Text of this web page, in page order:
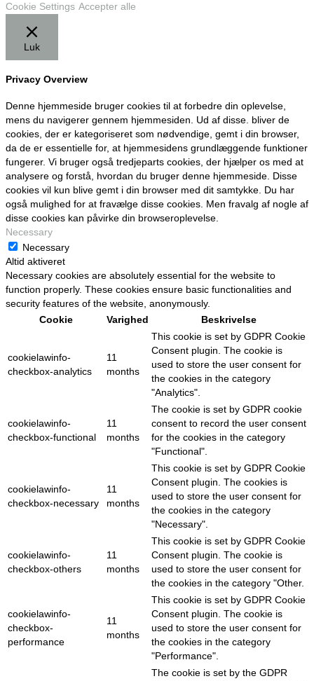
Cookie Settings Accepter alle
Luk
Privacy Overview
Denne hjemmeside bruger cookies til at forbedre din oplevelse,
mens du navigerer gennem hjemmesiden. Ud af disse. bliver de
cookies, der er kategoriseret som nødvendige, gemt i din browser,
da de er essentielle for, at hjemmesidens grundlæggende funktioner
fungerer. Vi bruger også tredjeparts cookies, der hjælper os med at
analysere og forstå, hvordan du bruger denne hjemmeside. Disse
cookies vil kun blive gemt i din browser med dit samtykke. Du har
også mulighed for at fravælge disse cookies. Men fravalg af nogle af
disse cookies kan påvirke din browseroplevelse.
Necessary
Necessary
Altid aktiveret
Necessary cookies are absolutely essential for the website to
function properly. These cookies ensure basic functionalities and
security features of the website, anonymously.
Cookie
Varighed Beskrivelse
cookielawinfo-
checkbox-analytics
11
months
This cookie is set by GDPR Cookie
Consent plugin. The cookie is
used to store the user consent for
the cookies in the category
"Analytics".
cookielawinfo-
checkbox-functional
11
months
The cookie is set by GDPR cookie
consent to record the user consent
for the cookies in the category
"Functional".
cookielawinfo-
checkbox-necessary
11
months
This cookie is set by GDPR Cookie
Consent plugin. The cookies is
used to store the user consent for
the cookies in the category
"Necessary".
cookielawinfo-
checkbox-others
11
months
This cookie is set by GDPR Cookie
Consent plugin. The cookie is
used to store the user consent for
the cookies in the category "Other.
cookielawinfo-
checkbox-
performance
11
months
This cookie is set by GDPR Cookie
Consent plugin. The cookie is
used to store the user consent for
the cookies in the category
"Performance".
The cookie is set by the GDPR